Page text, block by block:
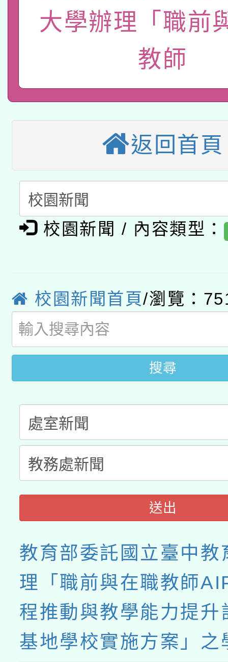
業技術研究院辦理「
用水績優單位及節水達
115年8月22日(星期六
開 智慧啟航」
2026年桃園地景藝術
本校115學年度第2次
招甄選結果公告(無人
招)
適應運動共學行動站研
暨閱讀推動專業研習
科技賦能─人工智慧
礎課程
「數位內容與教學軟體
pilot」
有關大陸委員會函釋公
薪期間赴陸應申請許可
轉知經濟部水利署委託
用水績優單位及節水達
動」
桃園市孔廟祈福系列
開 智慧啟航」
2026年桃園地景藝術
大學辦理「職前
教師
返回首頁
校園新聞 / 內容類型：
校園新聞首頁/瀏覽：
搜尋
送出
教育部委託國立臺中教
理「職前與在職教師
程推動與教學能力提升
基地學校實施方案」之